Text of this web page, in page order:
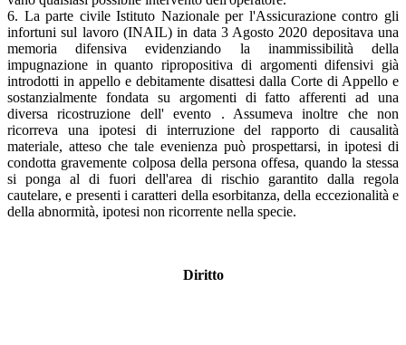
6. La parte civile Istituto Nazionale per l'Assicurazione contro gli
infortuni sul lavoro (INAIL) in data 3 Agosto 2020 depositava una
memoria difensiva evidenziando la inammissibilità della
impugnazione in quanto ripropositiva di argomenti difensivi già
introdotti in appello e debitamente disattesi dalla Corte di Appello e
sostanzialmente fondata su argomenti di fatto afferenti ad una
diversa ricostruzione dell' evento . Assumeva inoltre che non
ricorreva una ipotesi di interruzione del rapporto di causalità
materiale, atteso che tale evenienza può prospettarsi, in ipotesi di
condotta gravemente colposa della persona offesa, quando la stessa
si ponga al di fuori dell'area di rischio garantito dalla regola
cautelare, e presenti i caratteri della esorbitanza, della eccezionalità e
della abnormità, ipotesi non ricorrente nella specie.
Diritto